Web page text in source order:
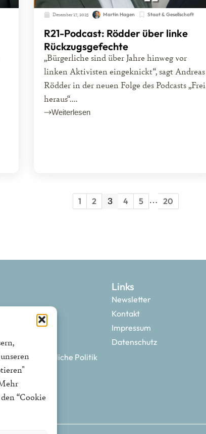
“Cookie
Dezember 17, 2025 Martin Hagen Staat & Gesellschaft
R21-Podcast: Rödder über linke
Rückzugsgefechte
„Bürgerliche sind über Jahre hinweg vor
linken Aktivisten eingeknickt“, sagt Andreas
Rödder in der neuen Folge des Podcasts „Frei
heraus“....
Weiterlesen
1 2 3 4 5 … 20
neue bürgerliche Politik
Links
Newsletter
Kontakt
Impressum
Datenschutz